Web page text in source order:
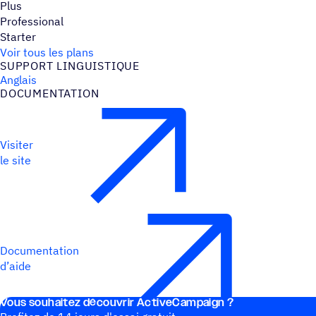
Plus
Professional
Starter
Voir tous les plans
SUPPORT LINGUIS­TIQUE
Anglais
DOCU­MEN­TA­TION
Visiter
le site
Documentation
d’aide
Vous souhai­tez découvrir ActiveCampaign ?